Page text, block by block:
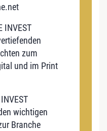
INVEST
zum
und im Print
wichtigen
Branche